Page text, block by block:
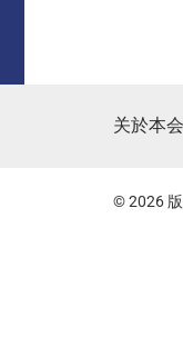
关於本会
© 2026